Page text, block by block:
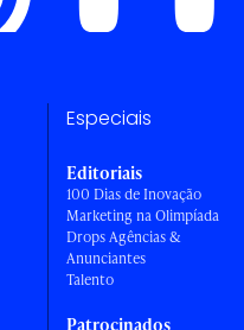
Especiais
Editoriais
100 Dias de Inovação
Marketing na Olimpíada
Drops Agências &
Anunciantes
Talento
Patrocinados